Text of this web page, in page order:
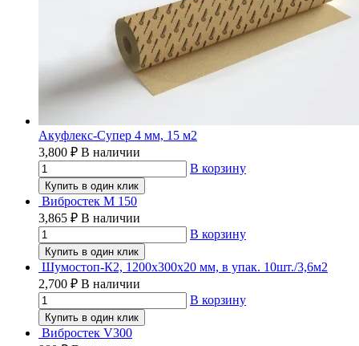
Акуфлекс-Супер 4 мм, 15 м2
3,800 ₽ В наличии
В корзину
Купить в один клик
Вибростек М 150
3,865 ₽ В наличии
В корзину
Купить в один клик
Шумостоп-К2, 1200х300х20 мм, в упак. 10шт./3,6м2
2,700 ₽ В наличии
В корзину
Купить в один клик
Вибростек V300